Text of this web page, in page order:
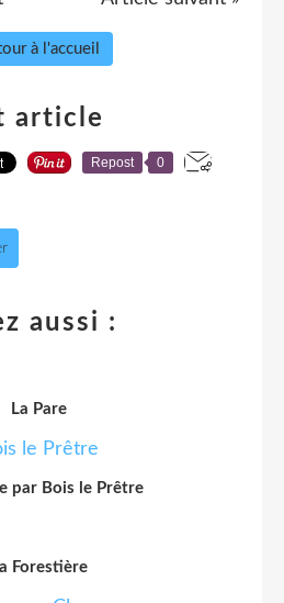
à l'accueil
article
Repost 0
aussi :
La Pare
par Bois le Prêtre
Forestière